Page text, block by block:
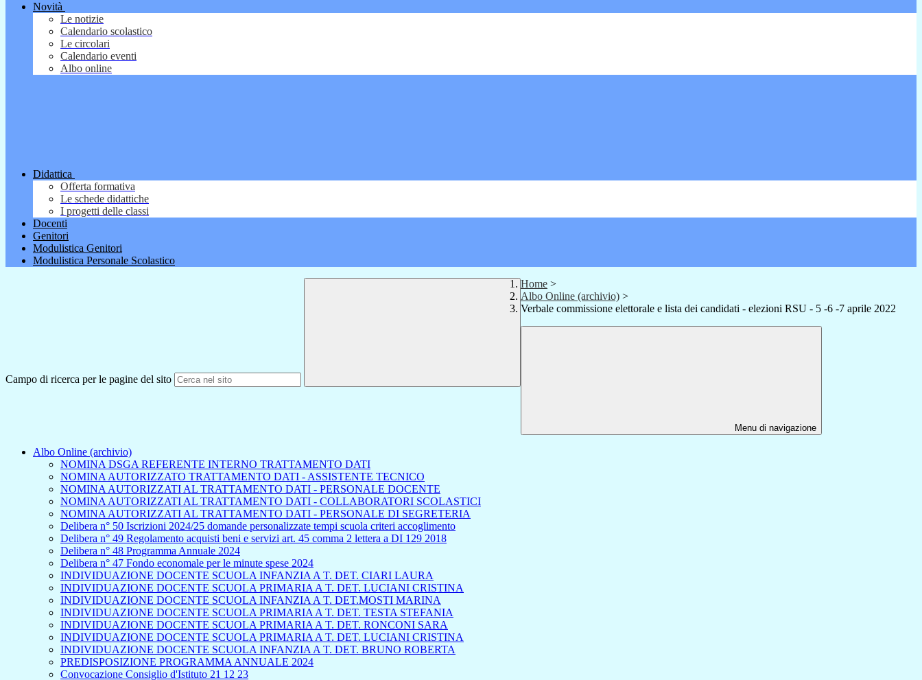
Novità
Le notizie
Calendario scolastico
Le circolari
Calendario eventi
Albo online
Didattica
Offerta formativa
Le schede didattiche
I progetti delle classi
Docenti
Genitori
Modulistica Genitori
Modulistica Personale Scolastico
Campo di ricerca per le pagine del sito
Home >
Albo Online (archivio) >
Verbale commissione elettorale e lista dei candidati - elezioni RSU - 5 -6 -7 aprile 2022
Menu di navigazione
Albo Online (archivio)
NOMINA DSGA REFERENTE INTERNO TRATTAMENTO DATI
NOMINA AUTORIZZATO TRATTAMENTO DATI - ASSISTENTE TECNICO
NOMINA AUTORIZZATI AL TRATTAMENTO DATI - PERSONALE DOCENTE
NOMINA AUTORIZZATI AL TRATTAMENTO DATI - COLLABORATORI SCOLASTICI
NOMINA AUTORIZZATI AL TRATTAMENTO DATI - PERSONALE DI SEGRETERIA
Delibera n° 50 Iscrizioni 2024/25 domande personalizzate tempi scuola criteri accoglimento
Delibera n° 49 Regolamento acquisti beni e servizi art. 45 comma 2 lettera a DI 129 2018
Delibera n° 48 Programma Annuale 2024
Delibera n° 47 Fondo economale per le minute spese 2024
INDIVIDUAZIONE DOCENTE SCUOLA INFANZIA A T. DET. CIARI LAURA
INDIVIDUAZIONE DOCENTE SCUOLA PRIMARIA A T. DET. LUCIANI CRISTINA
INDIVIDUAZIONE DOCENTE SCUOLA INFANZIA A T. DET.MOSTI MARINA
INDIVIDUAZIONE DOCENTE SCUOLA PRIMARIA A T. DET. TESTA STEFANIA
INDIVIDUAZIONE DOCENTE SCUOLA PRIMARIA A T. DET. RONCONI SARA
INDIVIDUAZIONE DOCENTE SCUOLA PRIMARIA A T. DET. LUCIANI CRISTINA
INDIVIDUAZIONE DOCENTE SCUOLA INFANZIA A T. DET. BRUNO ROBERTA
PREDISPOSIZIONE PROGRAMMA ANNUALE 2024
Convocazione Consiglio d'Istituto 21 12 23